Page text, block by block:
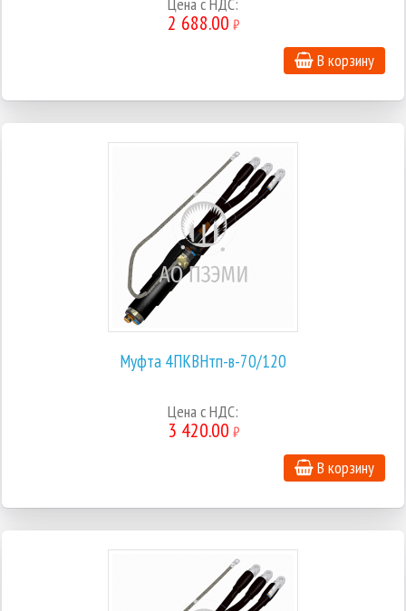
2 688.00 ₽
В корзину
Муфта 4ПКВНтп-в-70/120
Цена с НДС:
3 420.00 ₽
В корзину